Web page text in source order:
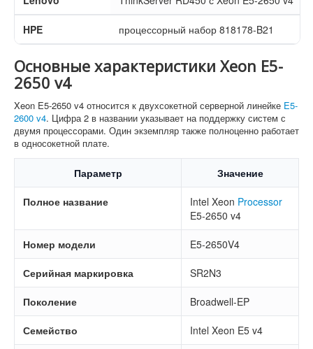
HPE процессорный набор 818178-B21
Основные характеристики Xeon E5-
2650 v4
Xeon E5-2650 v4 относится к двухсокетной серверной линейке E5-
2600 v4. Цифра 2 в названии указывает на поддержку систем с
двумя процессорами. Один экземпляр также полноценно работает
в односокетной плате.
Параметр Значение
Полное название Intel Xeon Processor
E5-2650 v4
Номер модели E5-2650V4
Серийная маркировка SR2N3
Поколение Broadwell-EP
Семейство Intel Xeon E5 v4